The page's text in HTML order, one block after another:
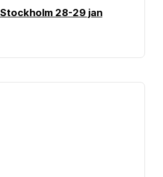
28-29 jan